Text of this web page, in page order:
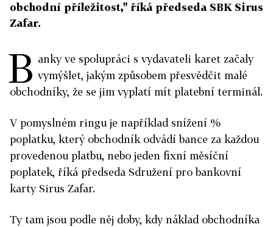
obchodní příležitost," říká předseda SBK Sirus
Zafar.
B anky ve spolupráci s vydavateli karet začaly
vymýšlet, jakým způsobem přesvědčit malé
obchodníky, že se jim vyplatí mít platební terminál.
V pomyslném ringu je například snížení %
poplatku, který obchodník odvádí bance za každou
provedenou platbu, nebo jeden fixní měsíční
poplatek, říká předseda Sdružení pro bankovní
karty Sirus Zafar.
Ty tam jsou podle něj doby, kdy náklad obchodníka